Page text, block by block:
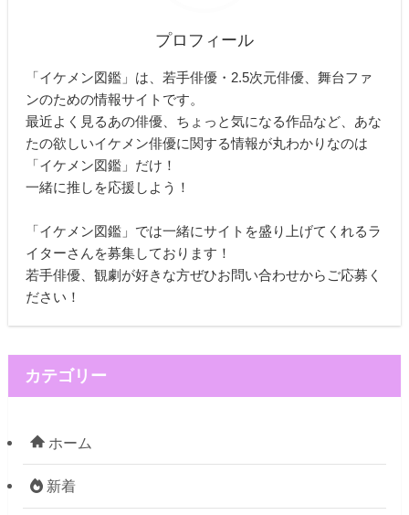
プロフィール
「イケメン図鑑」は、若手俳優・2.5次元俳優、舞台ファ
ンのための情報サイトです。
最近よく見るあの俳優、ちょっと気になる作品など、あな
たの欲しいイケメン俳優に関する情報が丸わかりなのは
「イケメン図鑑」だけ！
一緒に推しを応援しよう！
「イケメン図鑑」では一緒にサイトを盛り上げてくれるラ
イターさんを募集しております！
若手俳優、観劇が好きな方ぜひお問い合わせからご応募く
ださい！
カテゴリー
ホーム
新着